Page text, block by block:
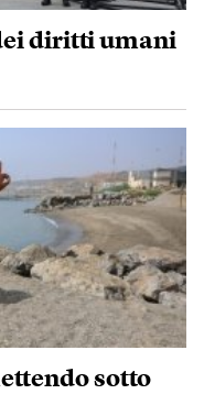
diritti umani
sotto